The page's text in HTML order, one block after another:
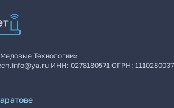
Технологии»
ИНН: 0278180571 ОГРН: